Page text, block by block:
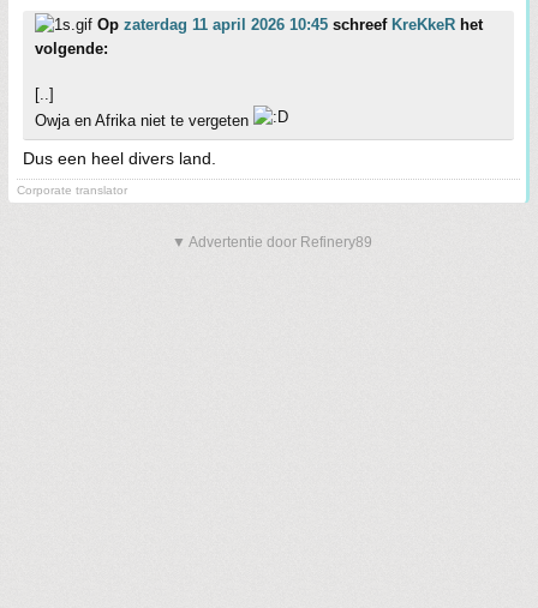
Op zaterdag 11 april 2026 10:45 schreef KreKkeR het
volgende:
[..]
Owja en Afrika niet te vergeten
Dus een heel divers land.
Corporate translator
▼ Advertentie door Refinery89